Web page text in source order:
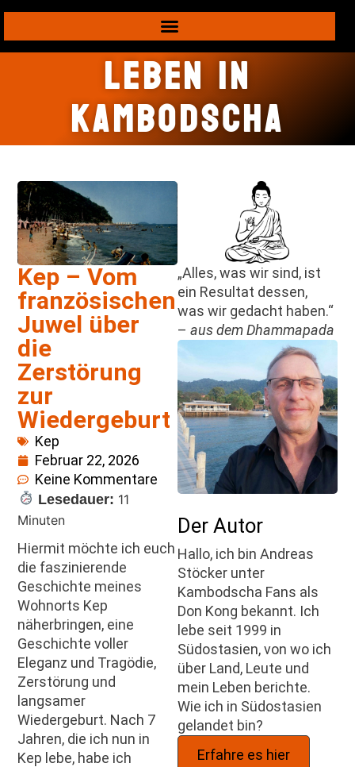
Leben in
Kambodscha
Kep – Vom
französischen
Juwel über
die
Zerstörung
zur
Wiedergeburt
Kep
Februar 22, 2026
Keine Kommentare
Lesedauer: 11
Minuten
Hiermit möchte ich euch
die faszinierende
Geschichte meines
Wohnorts Kep
näherbringen, eine
Geschichte voller
Eleganz und Tragödie,
Zerstörung und
langsamer
Wiedergeburt. Nach 7
Jahren, die ich nun in
Kep lebe, habe ich
„Alles, was wir sind, ist
ein Resultat dessen,
was wir gedacht haben.“
– aus dem Dhammapada
Der Autor
Hallo, ich bin Andreas
Stöcker unter
Kambodscha Fans als
Don Kong bekannt. Ich
lebe seit 1999 in
Südostasien, von wo ich
über Land, Leute und
mein Leben berichte.
Wie ich in Südostasien
gelandet bin?
Erfahre es hier